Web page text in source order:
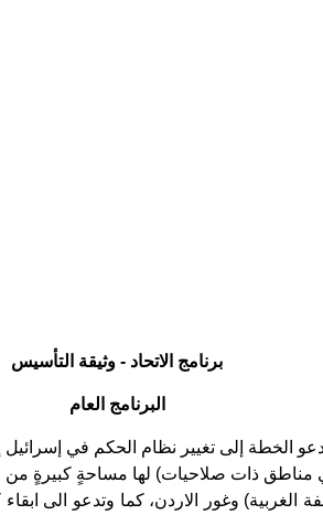
برنامج الاتحاد - وثيقة التأسيس
البرنامج العام
ذات صلاحيات) لها مساحةٍ كبيرةٍ من
الغربية) وغور الاردن، كما وتدعو الى